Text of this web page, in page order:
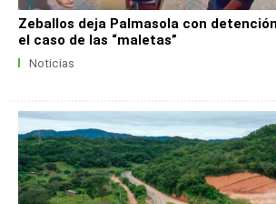
Zeballos deja Palmasola con
el caso de las “maletas”
Noticias